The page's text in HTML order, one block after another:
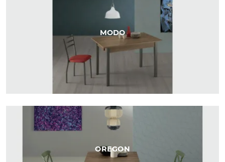
MODO
OREGON